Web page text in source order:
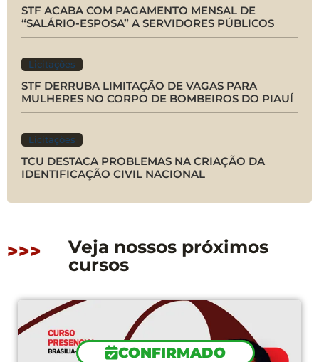
STF ACABA COM PAGAMENTO MENSAL DE
“SALÁRIO-ESPOSA” A SERVIDORES PÚBLICOS
Licitações
STF DERRUBA LIMITAÇÃO DE VAGAS PARA
MULHERES NO CORPO DE BOMBEIROS DO PIAUÍ
Licitações
TCU DESTACA PROBLEMAS NA CRIAÇÃO DA
IDENTIFICAÇÃO CIVIL NACIONAL
>>>
Veja nossos próximos
cursos
CONFIRMADO